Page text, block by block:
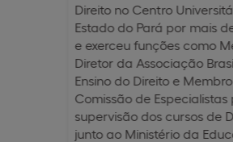
Direito no Centro
Estado do Pará por mais
e exerceu funções como
Diretor da Associação
Ensino do Direito e
Comissão de Especialistas
supervisão dos cursos de
junto ao Ministério da